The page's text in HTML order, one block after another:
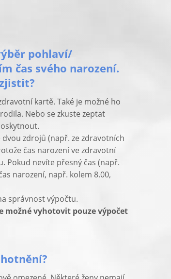
pohlaví/
čas svého narození.
kartě. Také je možné ho
Nebo se zkuste zeptat
zdrojů (např. ze zdravotních
čas narození ve zdravotní
Pokud nevíte přesný čas (např.
narození, např. kolem 8.00,
správnost výpočtu.
možné vyhotovit pouze výpočet